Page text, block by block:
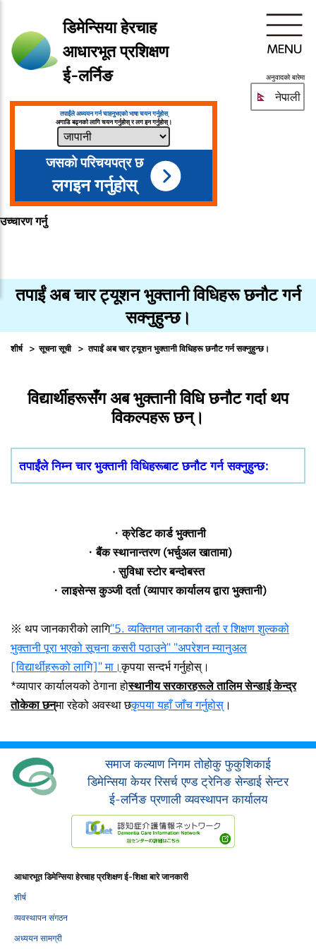
डिमेन्सिया हेरचाह
आधारभूत प्रशिक्षण
ई-लर्निङ
तपाईंले अध्ययन गर्न चाहनुभएको भाषा चयन गर्नुहोस्
अगाडि बढ्नको लागि चयन गर्नुहोस् र लग इन गर्नुहोस्।
जसको परिचयपत्र छ
लगइन गर्नुहोस्
उच्चारण गर्नु
अनुवादको बारेमा
नेपाली
तपाईं अब चार ट्यूशन भुक्तानी विधिहरू छनौट गर्न
सक्नुहुन्छ।
शीर्ष सूचना सूची तपाईं अब चार ट्यूशन भुक्तानी विधिहरू छनौट गर्न सक्नुहुन्छ।
विद्यार्थीहरूसँग अब भुक्तानी विधि छनौट गर्दा थप
विकल्पहरू छन्।
तपाईंले निम्न चार भुक्तानी विधिहरूबाट छनौट गर्न सक्नुहुन्छ:
・क्रेडिट कार्ड भुक्तानी
・बैंक स्थानान्तरण (भर्चुअल खातामा)
· सुविधा स्टोर बन्दोबस्त
・लाइसेन्स कुञ्जी दर्ता (व्यापार कार्यालय द्वारा भुक्तानी)
※ थप जानकारीको लागि"5. व्यक्तिगत जानकारी दर्ता र शिक्षण शुल्कको
भुक्तानी पूरा भएको सूचना कसरी पठाउने" "अपरेशन म्यानुअल
[विद्यार्थीहरूको लागि]" मा।कृपया सन्दर्भ गर्नुहोस्।
*व्यापार कार्यालयको ठेगाना होस्थानीय सरकारहरूले तालिम सेन्डाई केन्द्र
तोकेका छन्मा रहेको अवस्था छकृपया यहाँ जाँच गर्नुहोस् ।
समाज कल्याण निगम तोहोकु फुकुशिकाई
डिमेन्सिया केयर रिसर्च एण्ड ट्रेनिङ सेन्डाई सेन्टर
ई-लर्निङ प्रणाली व्यवस्थापन कार्यालय
आधारभूत डिमेन्सिया हेरचाह प्रशिक्षण ई-शिक्षा बारे जानकारी
शीर्ष
व्यवस्थापन संगठन
अध्ययन सामग्री